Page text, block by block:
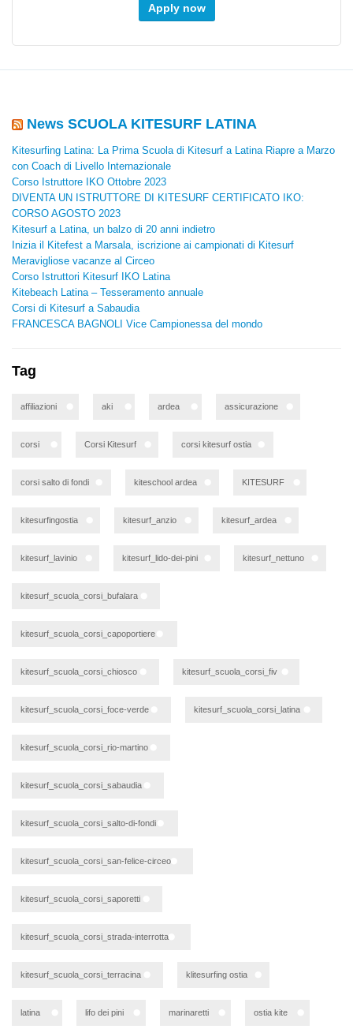
Apply now
News SCUOLA KITESURF LATINA
Kitesurfing Latina: La Prima Scuola di Kitesurf a Latina Riapre a Marzo
con Coach di Livello Internazionale
Corso Istruttore IKO Ottobre 2023
DIVENTA UN ISTRUTTORE DI KITESURF CERTIFICATO IKO:
CORSO AGOSTO 2023
Kitesurf a Latina, un balzo di 20 anni indietro
Inizia il Kitefest a Marsala, iscrizione ai campionati di Kitesurf
Meravigliose vacanze al Circeo
Corso Istruttori Kitesurf IKO Latina
Kitebeach Latina – Tesseramento annuale
Corsi di Kitesurf a Sabaudia
FRANCESCA BAGNOLI Vice Campionessa del mondo
Tag
affiliazioni aki ardea assicurazione
corsi Corsi Kitesurf corsi kitesurf ostia
corsi salto di fondi kiteschool ardea KITESURF
kitesurfingostia kitesurf_anzio kitesurf_ardea
kitesurf_lavinio kitesurf_lido-dei-pini kitesurf_nettuno
kitesurf_scuola_corsi_bufalara
kitesurf_scuola_corsi_capoportiere
kitesurf_scuola_corsi_chiosco kitesurf_scuola_corsi_fiv
kitesurf_scuola_corsi_foce-verde kitesurf_scuola_corsi_latina
kitesurf_scuola_corsi_rio-martino
kitesurf_scuola_corsi_sabaudia
kitesurf_scuola_corsi_salto-di-fondi
kitesurf_scuola_corsi_san-felice-circeo
kitesurf_scuola_corsi_saporetti
kitesurf_scuola_corsi_strada-interrotta
kitesurf_scuola_corsi_terracina klitesurfing ostia
latina lifo dei pini marinaretti ostia kite